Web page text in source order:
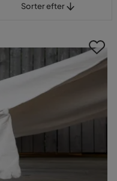
Sorter efter